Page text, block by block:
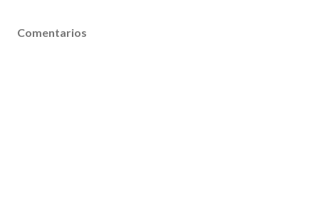
Comentarios